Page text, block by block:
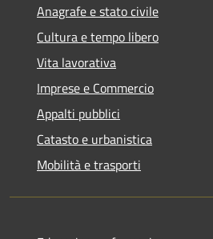
Anagrafe e stato civile
Cultura e tempo libero
Vita lavorativa
Imprese e Commercio
Appalti pubblici
Catasto e urbanistica
Mobilità e trasporti